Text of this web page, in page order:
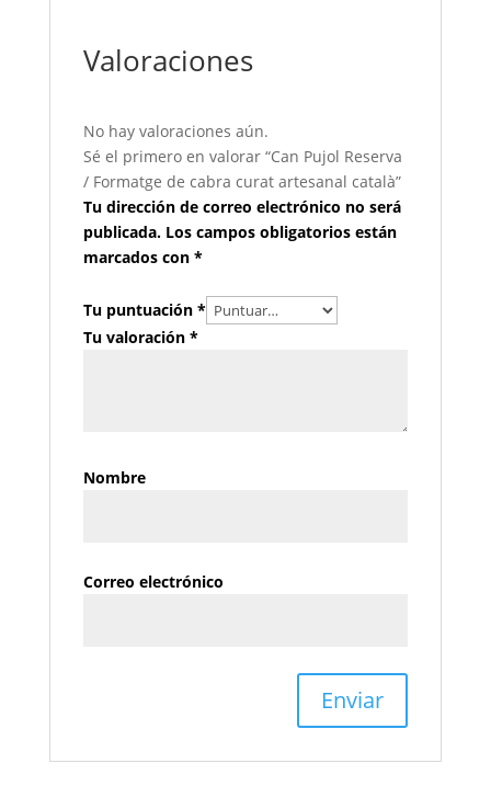
Valoraciones
No hay valoraciones aún.
Sé el primero en valorar “Can Pujol Reserva
/ Formatge de cabra curat artesanal català”
Tu dirección de correo electrónico no será
publicada. Los campos obligatorios están
marcados con *
Tu puntuación *
Tu valoración *
Nombre
Correo electrónico